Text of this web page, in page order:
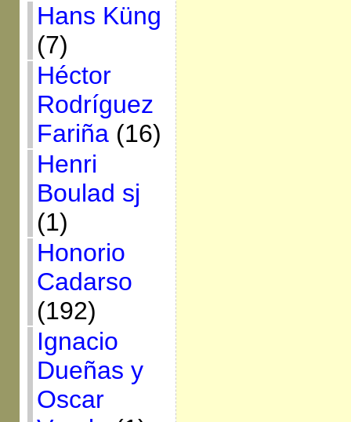
Hans Küng
(7)
Héctor
Rodríguez
Fariña(16)
Henri
Boulad sj
(1)
Honorio
Cadarso
(192)
Ignacio
Dueñas y
Oscar